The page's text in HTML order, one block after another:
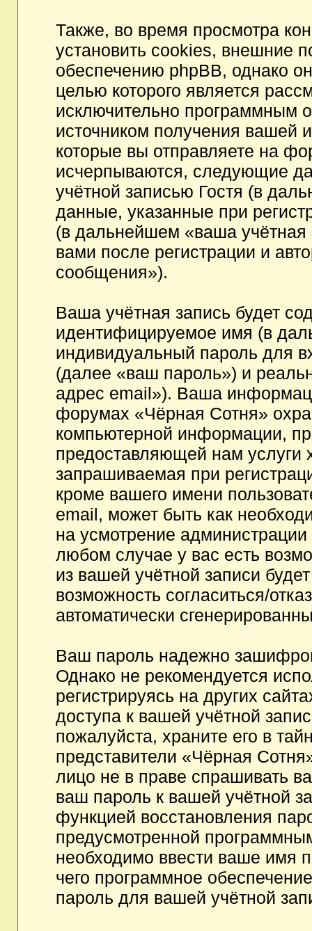
Также, во время просмотра
установить cookies, внешние
обеспечению phpBB, однако
целью которого является
исключительно программным
источником получения
которые вы отправляете на
исчерпываются, следующие
учётной записью Гостя (в
данные, указанные при
(в дальнейшем «ваша
вами после регистрации и
сообщения»).
Ваша учётная запись будет
идентифицируемое имя (в
индивидуальный пароль для
(далее «ваш пароль») и
адрес email»). Ваша
форумах «Чёрная Сотня»
компьютерной информации,
предоставляющей нам услуги
запрашиваемая при
кроме вашего имени
email, может быть как
на усмотрение
любом случае у вас есть
из вашей учётной записи
возможность согласиться/
автоматически
Ваш пароль надежно
Однако не рекомендуется
регистрируясь на других
доступа к вашей учётной
пожалуйста, храните его в
представители «Чёрная
лицо не в праве спрашивать
ваш пароль к вашей учётной
функцией восстановления
предусмотренной
необходимо ввести ваше имя
чего программное
пароль для вашей учётной